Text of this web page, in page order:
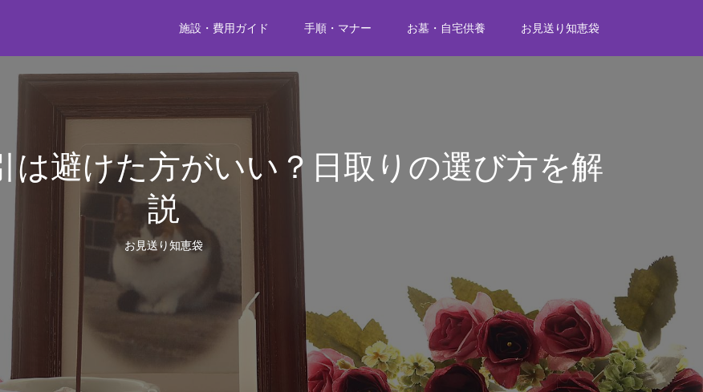
施設・費用ガイド 手順・マナー お墓・自宅供養 お見送り知恵袋
は避けた方がいい？日取りの選び方を解
説
お見送り知恵袋